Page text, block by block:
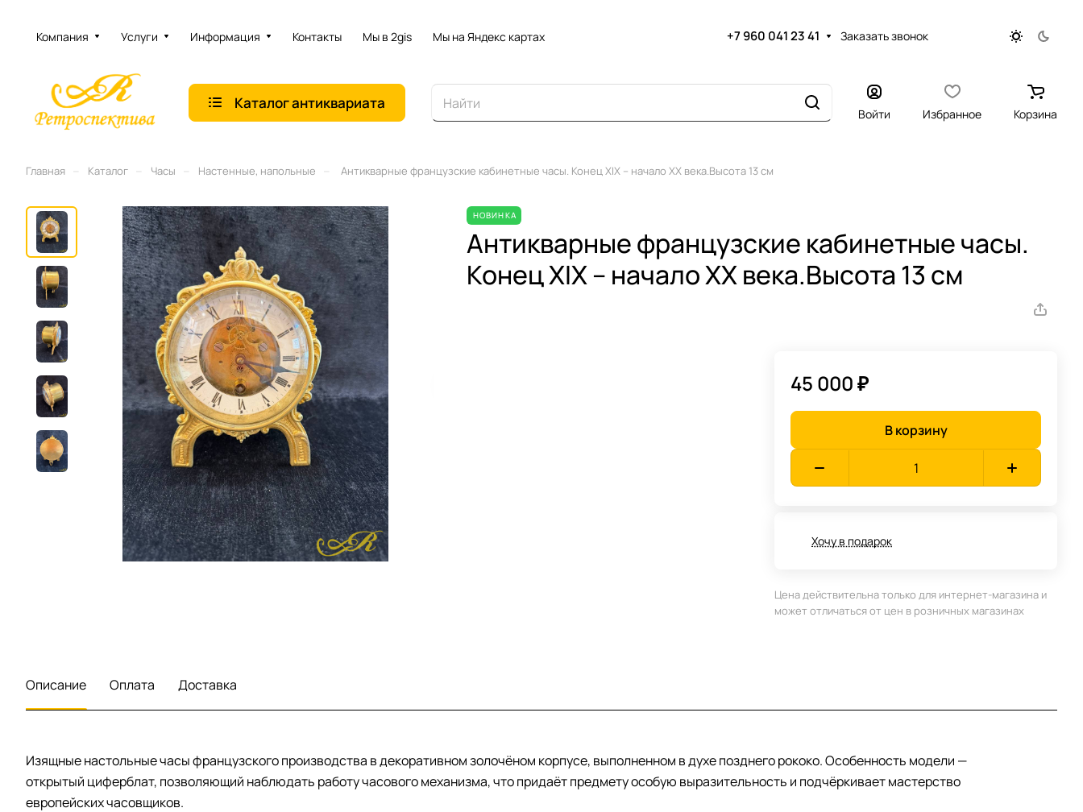
Компания Услуги Информация Контакты Мы в 2gis Мы на Яндекс картах +7 960 041 23 41 Заказать звонок
Каталог антиквариата
Войти Избранное Корзина
Главная Каталог Часы Настенные, напольные Антикварные французские кабинетные часы. Конец XIX – начало XX века.Высота 13 см
НОВИНКА
Антикварные французские кабинетные часы.
Конец XIX – начало XX века.Высота 13 см
45 000 ₽
В корзину
Хочу в подарок
Цена действительна только для интернет-магазина и
может отличаться от цен в розничных магазинах
Описание Оплата Доставка
Изящные настольные часы французского производства в декоративном золочёном корпусе, выполненном в духе позднего рококо. Особенность модели —
открытый циферблат, позволяющий наблюдать работу часового механизма, что придаёт предмету особую выразительность и подчёркивает мастерство
европейских часовщиков.